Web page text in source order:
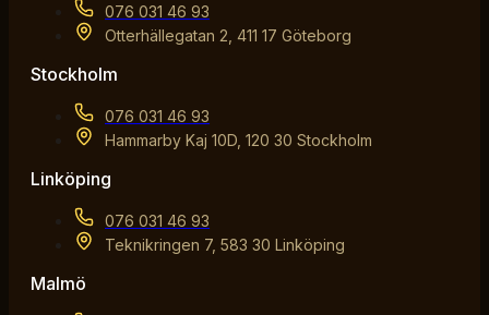
076 031 46 93
Otterhällegatan 2, 411 17 Göteborg
Stockholm
076 031 46 93
Hammarby Kaj 10D, 120 30 Stockholm
Linköping
076 031 46 93
Teknikringen 7, 583 30 Linköping
Malmö